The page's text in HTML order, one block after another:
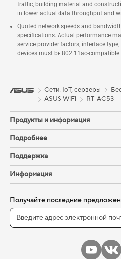
traffic, building material and
in lower actual data throughput and
Quoted network speeds and
specifications. Actual performance
service provider factors, interface
devices must be 802.11ac-compatible
Сети, IoT, серверы
ASUS WiFi
RT-AC53
Продукты и информация
Подробнее
Поддержка
Информация
Получайте последние